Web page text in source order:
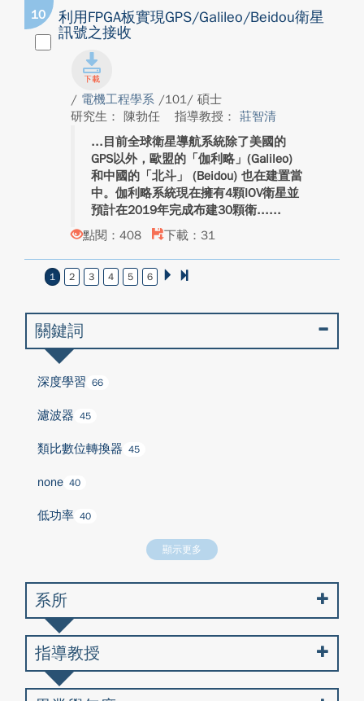
10
利用FPGA板實現GPS/Galileo/Beidou衛星
訊號之接收
/ 電機工程學系 /101/ 碩士
研究生： 陳勃任
指導教授： 莊智清
目前全球衛星導航系統除了美國的
GPS以外，歐盟的「伽利略」(Galileo)
和中國的「北斗」 (Beidou) 也在建置當
中。伽利略系統現在擁有4顆IOV衛星並
預計在2019年完成布建30顆衛...
點閱：408
下載：31
1 2 3 4 5 6
關鍵詞
深度學習 66
濾波器 45
類比數位轉換器 45
none 40
低功率 40
顯示更多
系所
指導教授